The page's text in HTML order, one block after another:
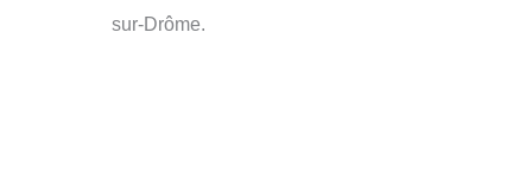
sur-Drôme.